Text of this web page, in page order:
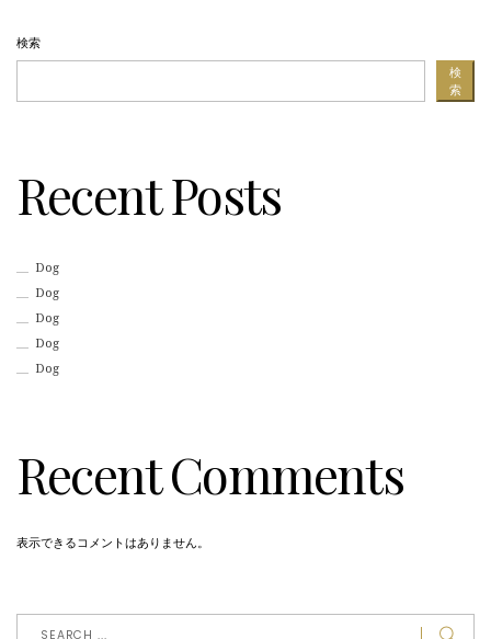
検索
検
索
Recent Posts
Dog
Dog
Dog
Dog
Dog
Recent Comments
表示できるコメントはありません。